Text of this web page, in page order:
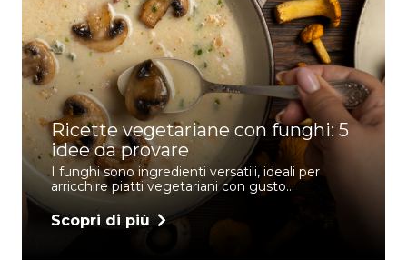
Ricette vegetariane con funghi: 5
idee da provare
I funghi sono ingredienti versatili, ideali per
arricchire piatti vegetariani con gusto…
Scopri di più